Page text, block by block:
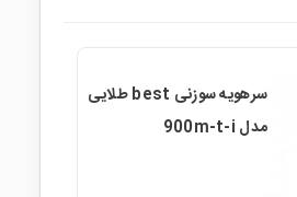
سرهویه سوزنی best طلایی
مدل 900m-t-i